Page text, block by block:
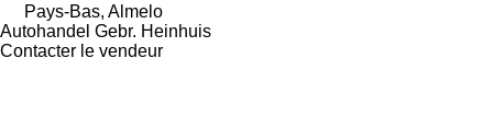
Pays-Bas, Almelo
Autohandel Gebr. Heinhuis
Contacter le vendeur